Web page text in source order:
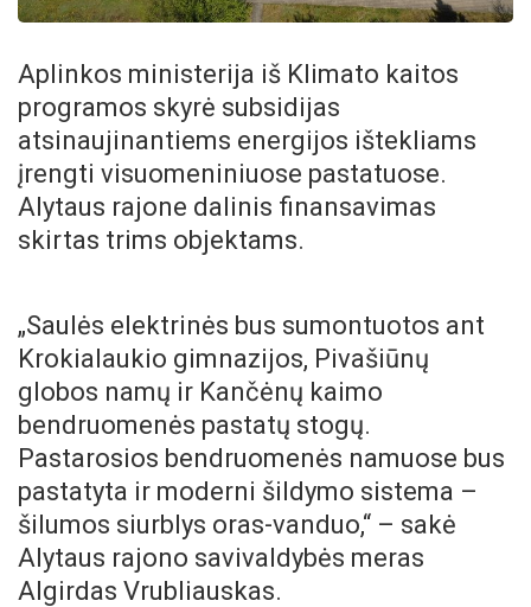
Aplinkos ministerija iš Klimato kaitos
programos skyrė subsidijas
atsinaujinantiems energijos ištekliams
įrengti visuomeniniuose pastatuose.
Alytaus rajone dalinis finansavimas
skirtas trims objektams.
„Saulės elektrinės bus sumontuotos ant
Krokialaukio gimnazijos, Pivašiūnų
globos namų ir Kančėnų kaimo
bendruomenės pastatų stogų.
Pastarosios bendruomenės namuose bus
pastatyta ir moderni šildymo sistema –
šilumos siurblys oras-vanduo,“ – sakė
Alytaus rajono savivaldybės meras
Algirdas Vrubliauskas.